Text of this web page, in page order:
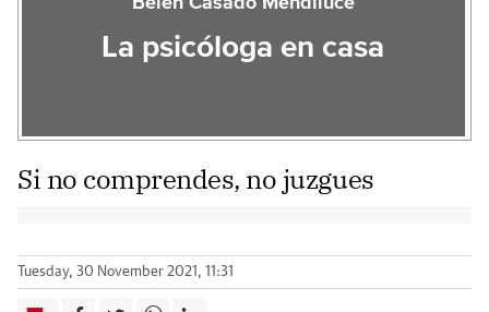
La psicóloga en casa
Si no comprendes, no juzgues
Tuesday, 30 November 2021, 11:31